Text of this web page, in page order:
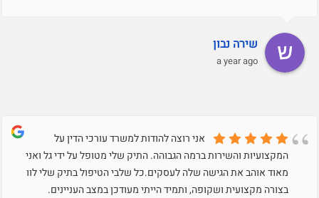
שירה נבון
a year ago
אני רוצה להודות למשרד עורכי הדין על
המקצועיות והשירות ברמה הגבוהה. התיק שלי מטופל על ידי גל ואני
מאוד אוהב את הגישה שלה לעסקים.כל שלבי הטיפול בתיק שלי לוו
בצורה מקצועית ושקופה, ותמיד הייתי מעודכן במצב העניינים.